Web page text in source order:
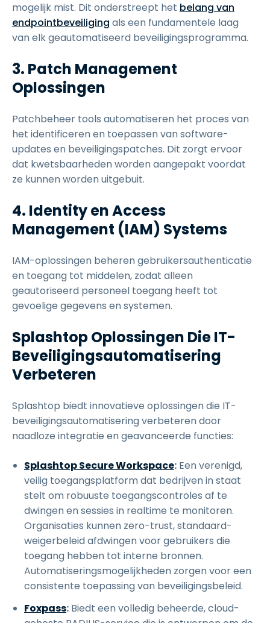
mogelijk mist. Dit onderstreept het belang van
endpointbeveiliging als een fundamentele laag
van elk geautomatiseerd beveiligingsprogramma.
3. Patch Management
Oplossingen
Patchbeheer tools automatiseren het proces van
het identificeren en toepassen van software-
updates en beveiligingspatches. Dit zorgt ervoor
dat kwetsbaarheden worden aangepakt voordat
ze kunnen worden uitgebuit.
4. Identity en Access
Management (IAM) Systems
IAM-oplossingen beheren gebruikersauthenticatie
en toegang tot middelen, zodat alleen
geautoriseerd personeel toegang heeft tot
gevoelige gegevens en systemen.
Splashtop Oplossingen Die IT-
Beveiligingsautomatisering
Verbeteren
Splashtop biedt innovatieve oplossingen die IT-
beveiligingsautomatisering verbeteren door
naadloze integratie en geavanceerde functies:
Splashtop Secure Workspace: Een verenigd,
veilig toegangsplatform dat bedrijven in staat
stelt om robuuste toegangscontroles af te
dwingen en sessies in realtime te monitoren.
Organisaties kunnen zero-trust, standaard-
weigerbeleid afdwingen voor gebruikers die
toegang hebben tot interne bronnen.
Automatiseringsmogelijkheden zorgen voor een
consistente toepassing van beveiligingsbeleid.
Foxpass: Biedt een volledig beheerde, cloud-